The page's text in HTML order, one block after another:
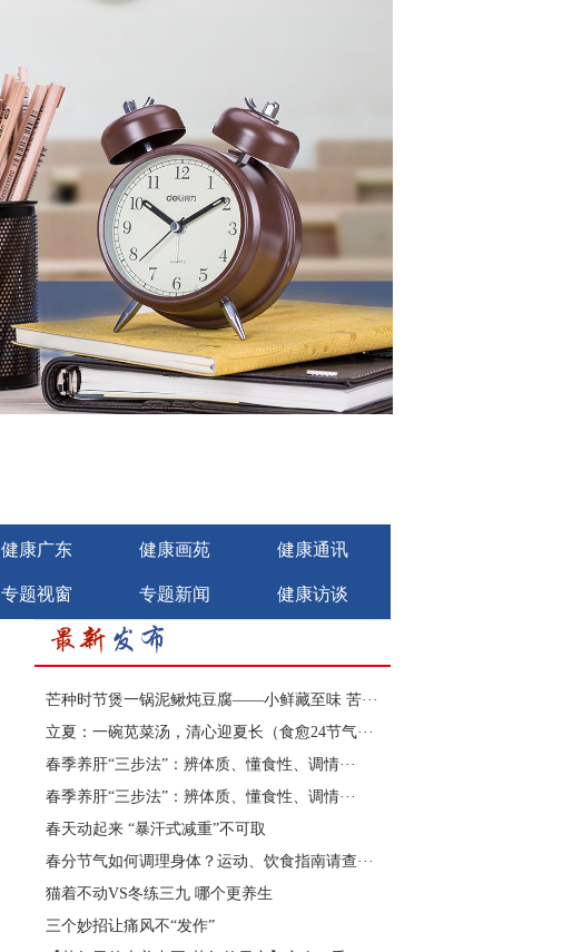
健康广东 健康画苑 健康通讯
专题视窗 专题新闻 健康访谈
芒种时节煲一锅泥鳅炖豆腐——小鲜藏至味 苦···
立夏：一碗苋菜汤，清心迎夏长（食愈24节气···
春季养肝“三步法”：辨体质、懂食性、调情···
春季养肝“三步法”：辨体质、懂食性、调情···
春天动起来 “暴汗式减重”不可取
春分节气如何调理身体？运动、饮食指南请查···
猫着不动VS冬练三九 哪个更养生
三个妙招让痛风不“发作”